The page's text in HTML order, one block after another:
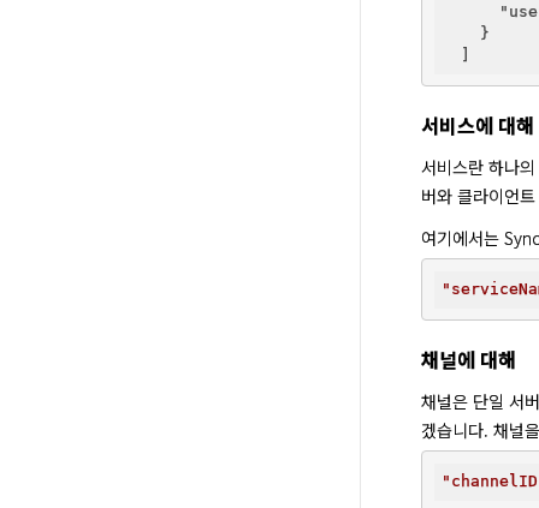
    }
서비스에 대해
서비스란 하나
버와 클라이언
여기에서는
채널에 대해
채널은 단일 서
겠습니다. 채널